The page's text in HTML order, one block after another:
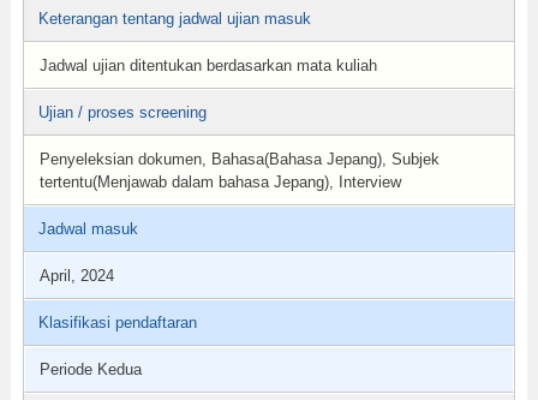
Keterangan tentang jadwal ujian masuk
Jadwal ujian ditentukan berdasarkan mata kuliah
Ujian / proses screening
Penyeleksian dokumen, Bahasa(Bahasa Jepang), Subjek
tertentu(Menjawab dalam bahasa Jepang), Interview
Jadwal masuk
April, 2024
Klasifikasi pendaftaran
Periode Kedua